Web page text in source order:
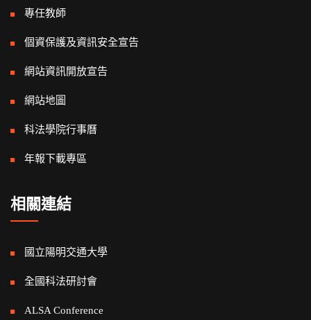
專任教師
個資保護及資訊安全宣告
網站資訊開放宣告
網站地圖
科法學院行事曆
年報下載專區
相關連結
國立陽明交通大學
全國科法研討會
ALSA Conference